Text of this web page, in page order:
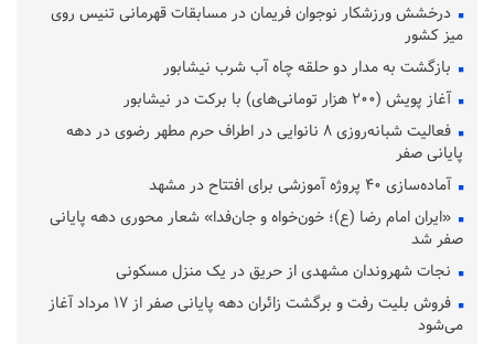
درخشش ورزشکار نوجوان فریمان در مسابقات قهرمانی تنیس روی
میز کشور
بازگشت به مدار دو حلقه چاه آب شرب نیشابور
آغاز پویش (۲۰۰ هزار تومانی‌های) با برکت در نیشابور
فعالیت شبانه‌روزی ۸ نانوایی در اطراف حرم مطهر رضوی در دهه
پایانی صفر
آماده‌سازی ۴۰ پروژه آموزشی برای افتتاح در مشهد
«ایران امام رضا (ع)؛ خون‌خواه و جان‌فدا» شعار محوری دهه پایانی
صفر شد
نجات شهروندان مشهدی از حریق در یک منزل مسکونی
فروش بلیت رفت و برگشت زائران دهه پایانی صفر از ۱۷ مرداد آغاز
می‌شود